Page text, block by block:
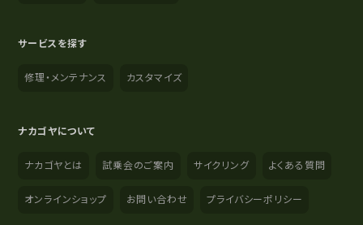
サービスを探す
修理・メンテナンス カスタマイズ
ナカゴヤについて
ナカゴヤとは 試乗会のご案内 サイクリング よくある質問
オンラインショップ お問い合わせ プライバシーポリシー